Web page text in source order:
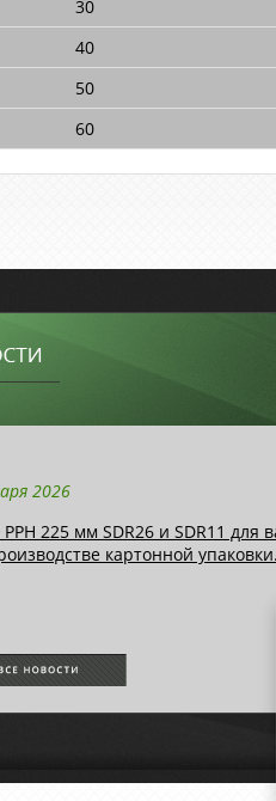
30
40
50
60
2026
225 мм SDR26 и SDR11 для
картонной упаковки.